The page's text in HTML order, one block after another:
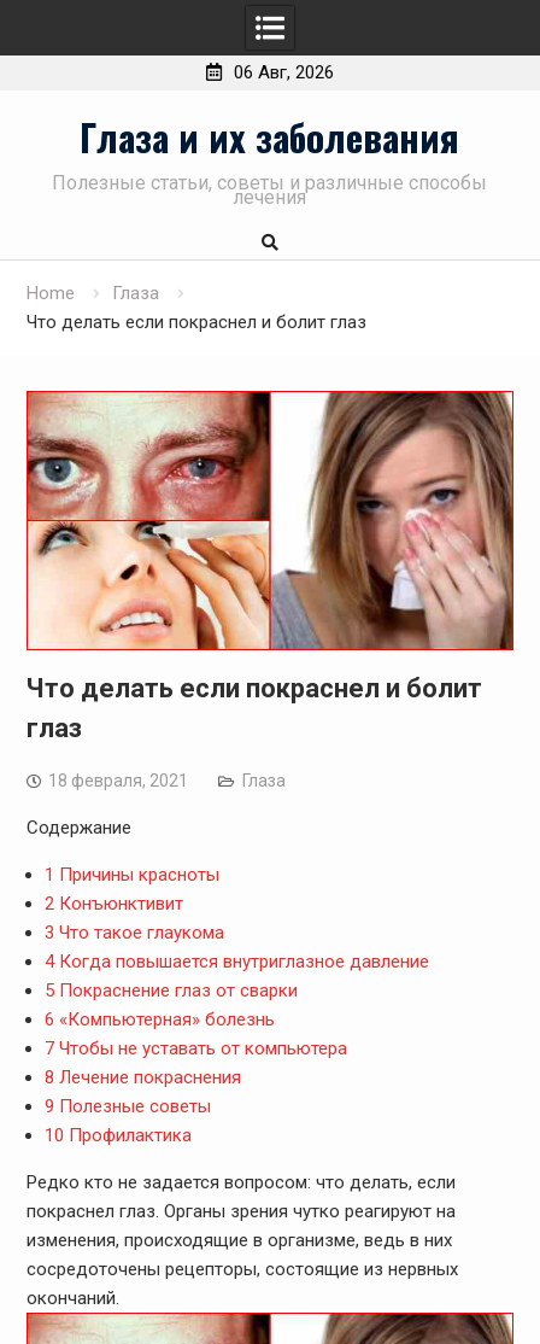
06 Авг, 2026
Глаза и их заболевания
Полезные статьи, советы и различные способы
лечения
Home
Глаза
Что делать если покраснел и болит глаз
Что делать если покраснел и болит
глаз
18 февраля, 2021 Глаза
Содержание
1 Причины красноты
2 Конъюнктивит
3 Что такое глаукома
4Когда повышается внутриглазное давление
5Покраснение глаз от сварки
6 «Компьютерная» болезнь
7Чтобы не уставать от компьютера
8 Лечение покраснения
9 Полезные советы
10 Профилактика
Редко кто не задается вопросом: что делать, если
покраснел глаз. Органы зрения чутко реагируют на
изменения, происходящие в организме, ведь в них
сосредоточены рецепторы, состоящие из нервных
окончаний.